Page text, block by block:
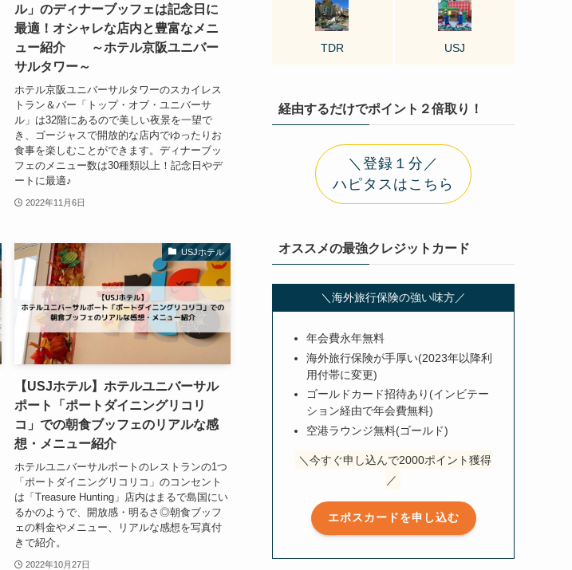
ル」のディナーブッフェは記念日に
最適！オシャレな店内と豊富なメニ
ュー紹介 ～ホテル京阪ユニバー
サルタワー～
ホテル京阪ユニバーサルタワーのスカイレス
トラン＆バー「トップ・オブ・ユニバーサ
ル」は32階にあるので美しい夜景を一望で
き、ゴージャスで開放的な店内でゆったりお
食事を楽しむことができます。ディナーブッ
フェのメニュー数は30種類以上！記念日やデ
ートに最適♪
2022年11月6日
USJホテル
【USJホテル】ホテルユニバーサル
ポート「ポートダイニングリコリ
コ」での朝食ブッフェのリアルな感
想・メニュー紹介
ホテルユニバーサルポートのレストランの1つ
「ポートダイニングリコリコ」のコンセント
は「Treasure Hunting」店内はまるで島国にい
るかのようで、開放感・明るさ◎朝食ブッフ
ェの料金やメニュー、リアルな感想を写真付
きで紹介。
2022年10月27日
TDR USJ
経由するだけでポイント２倍取り！
＼登録１分／
ハピタスはこちら
オススメの最強クレジットカード
＼海外旅行保険の強い味方／
年会費永年無料
海外旅行保険が手厚い(2023年以降利
用付帯に変更)
ゴールドカード招待あり(インビテー
ション経由で年会費無料)
空港ラウンジ無料(ゴールド)
＼今すぐ申し込んで2000ポイント獲得
／
エポスカードを申し込む